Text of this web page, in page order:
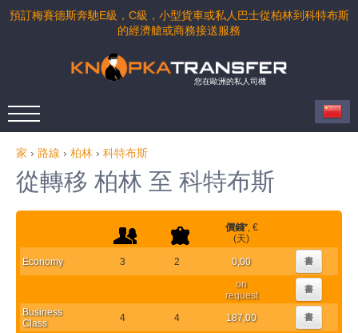
預訂梅賽德斯奔馳E級，C級，小型貨車或私人巴士從柏林到科特布斯
的經濟艙或商務接送服務
您在歐洲的私人司機
家 › 路線 › 柏林 › 科特布斯
從轉移 柏林 至 科特布斯
價錢*, €
(天)
Economy 3 2 0,00 書
on
request
書
Business
Class
4 4 187,00 書